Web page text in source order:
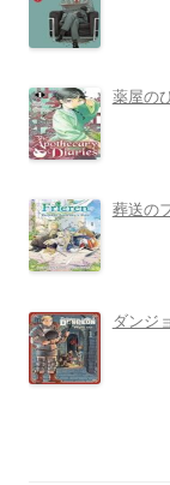
薬屋の
葬送の
ダンジ